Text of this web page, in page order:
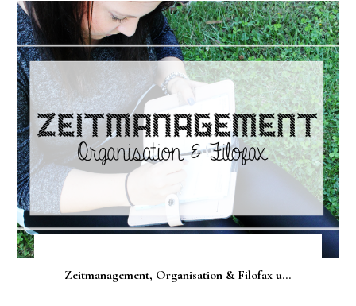
Zeitmanagement, Organisation & Filofax u...